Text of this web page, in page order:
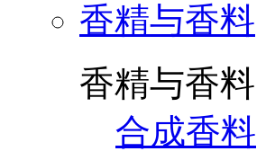
香精与香料
香精与香料
合成香料